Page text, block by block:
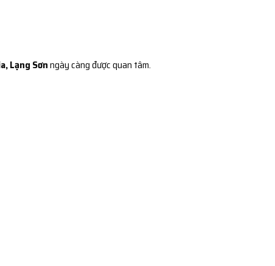
Lạng Sơnngày càng được quan tâm.